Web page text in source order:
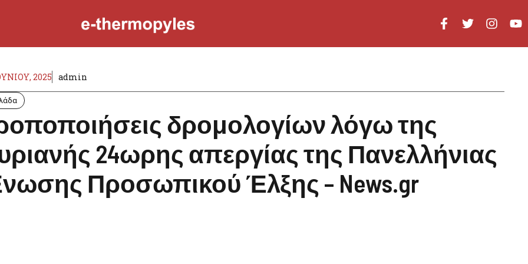
2025 admin
δρομολογίων λόγω της
24ωρης απεργίας της Πανελλήνιας
Προσωπικού Έλξης – News.gr